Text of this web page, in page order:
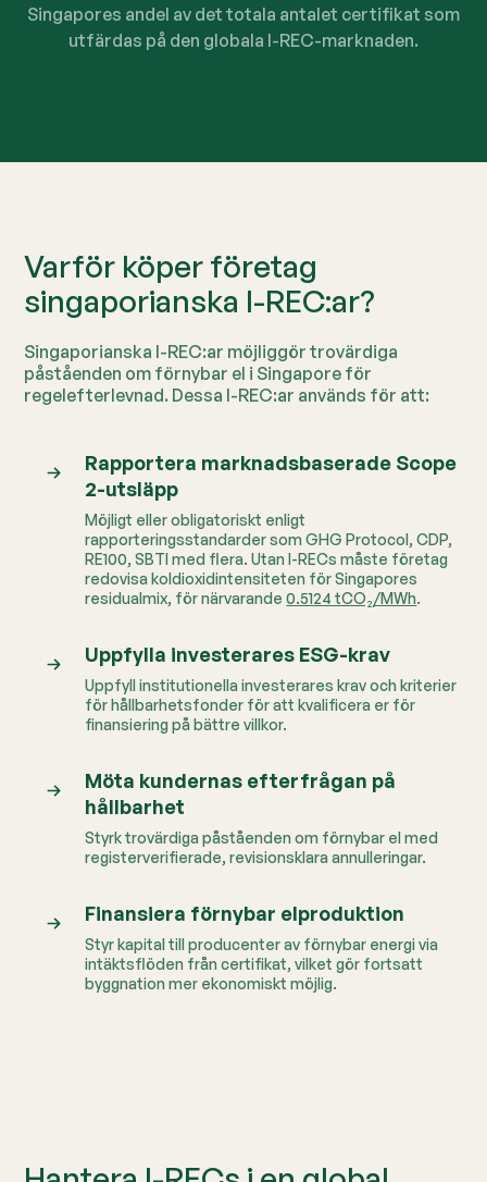
Singapores andel av det totala antalet certifikat som
utfärdas på den globala I-REC-marknaden.
Varför köper företag
singaporianska I-REC:ar?
Singaporianska I-REC:ar möjliggör trovärdiga
påståenden om förnybar el i Singapore för
regelefterlevnad. Dessa I-REC:ar används för att:
Rapportera marknadsbaserade Scope
2-utsläpp
Möjligt eller obligatoriskt enligt
rapporteringsstandarder som GHG Protocol, CDP,
RE100, SBTI med flera.Utan I-RECs måste företag
redovisa koldioxidintensiteten för Singapores
residualmix, för närvarande0.5124 tCO₂/MWh.
Uppfylla investerares ESG-krav
Uppfyll institutionella investerares krav och kriterier
för hållbarhetsfonder för att kvalificera er för
finansiering på bättre villkor.
Möta kundernas efterfrågan på
hållbarhet
Styrk trovärdiga påståenden om förnybar el med
registerverifierade, revisionsklara annulleringar.
Finansiera förnybar elproduktion
Styr kapital till producenter av förnybar energi via
intäktsflöden från certifikat, vilket gör fortsatt
byggnation mer ekonomiskt möjlig.